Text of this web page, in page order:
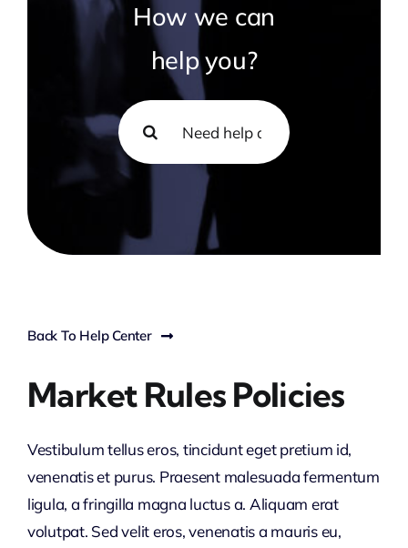
How we can
help you?
Search
for:
Back To Help Center
Market Rules Policies
Vestibulum tellus eros, tincidunt eget pretium id,
venenatis et purus. Praesent malesuada fermentum
ligula, a fringilla magna luctus a. Aliquam erat
volutpat. Sed velit eros, venenatis a mauris eu,